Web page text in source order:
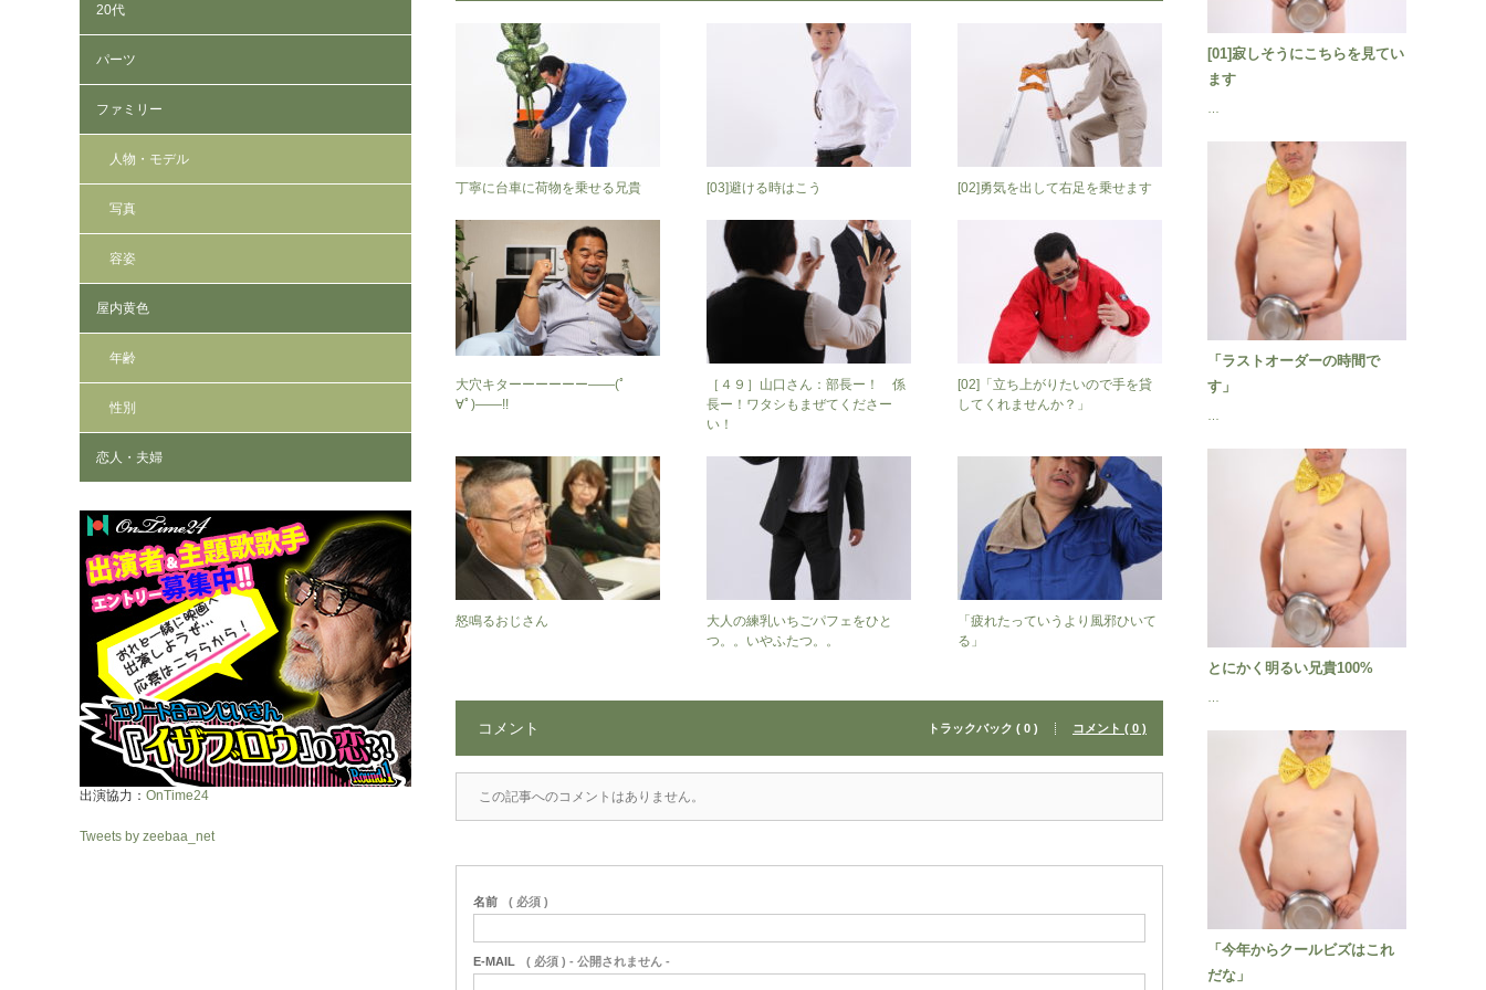
丁寧に台車に荷物を乗せる兄貴 [03]避ける時はこう [02]勇気を出して右足を乗せます
大穴キターーーーーー――(ﾟ
∀ﾟ)――!!
［４９］山口さん：部長ー！ 係
長ー！ワタシもまぜてくださー
い！
[02]「立ち上がりたいので手を貸
してくれませんか？」
怒鳴るおじさん
大人の練乳いちごパフェをひと
つ。。いやふたつ。。
「疲れたっていうより風邪ひいて
る」
コメント トラックバック ( 0 ) コメント ( 0 )
この記事へのコメントはありません。
名前 ( 必須 )
E-MAIL ( 必須 ) - 公開されません -
20代
パーツ
ファミリー
人物・モデル
写真
容姿
屋内黄色
年齢
性別
恋人・夫婦
出演協力： OnTime24
Tweets by zeebaa_net
[01]寂しそうにこちらを見てい
ます
「ラストオーダーの時間で
す」
とにかく明るい兄貴100%
「今年からクールビズはこれ
だな」